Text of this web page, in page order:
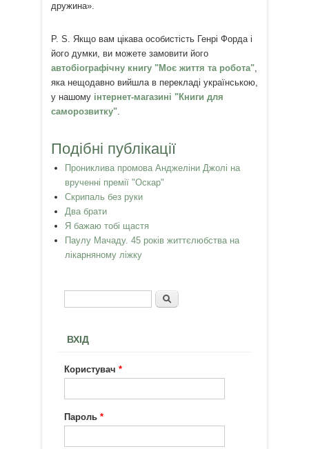
дружина».
P. S. Якщо вам цікава особистість Генрі Форда і
його думки, ви можете замовити його
автобіографічну книгу "Моє життя та робота",
яка нещодавно вийшла в перекладі українською,
у нашому інтернет-магазині "Книги для
саморозвитку".
Подібні публікації
Прониклива промова Анджеліни Джолі на
врученні премії "Оскар"
Скрипаль без руки
Два брати
Я бажаю тобі щастя
Паулу Мачаду. 45 років життєлюбства на
лікарняному ліжку
Пошукова форма
Пошук
ВХІД
Користувач*
Пароль*